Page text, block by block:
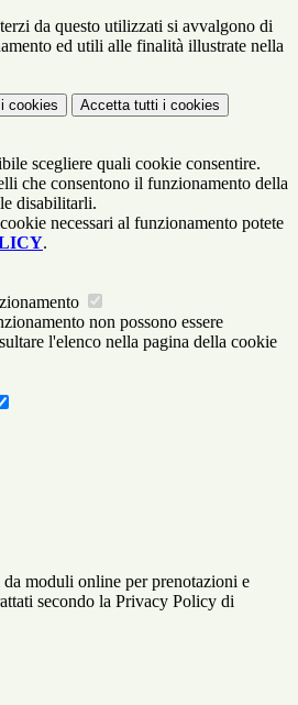
da questo utilizzati si avvalgono di
ed utili alle finalità illustrate nella
i cookies Accetta tutti i cookies
scegliere quali cookie consentire.
che consentono il funzionamento della
disabilitarli.
necessari al funzionamento potete
.
non possono essere
l'elenco nella pagina della cookie
da moduli online per prenotazioni e
secondo la Privacy Policy di